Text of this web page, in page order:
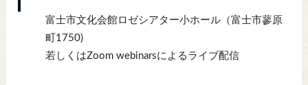
富士市文化会館ロゼシアター小ホール（富士市蓼原
町1750)
若しくはZoom webinarsによるライブ配信